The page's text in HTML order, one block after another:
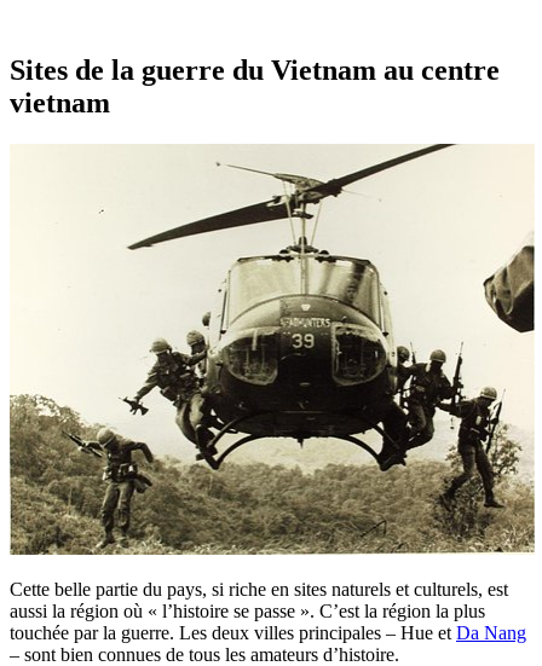
Sites de la guerre du Vietnam au centre
vietnam
Cette belle partie du pays, si riche en sites naturels et culturels, est
aussi la région où « l’histoire se passe ». C’est la région la plus
touchée par la guerre. Les deux villes principales – Hue et Da Nang
– sont bien connues de tous les amateurs d’histoire.